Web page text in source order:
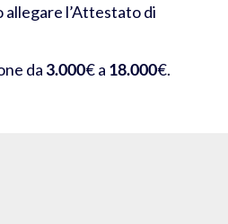
l’Attestato di
da 3.000€ a 18.000€.